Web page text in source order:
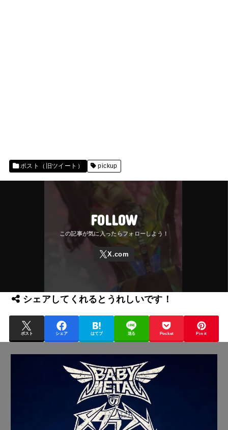
ポスト（旧ツイート） pickup
FOLLOW
シェアしてくれるとうれしいです！
ポスト シェア はてブ 送る Pocket Pin it